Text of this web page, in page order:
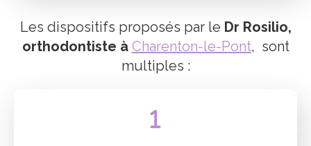
Les dispositifs proposés par le Dr Rosilio,
orthodontiste à Charenton-le-Pont, sont
multiples :